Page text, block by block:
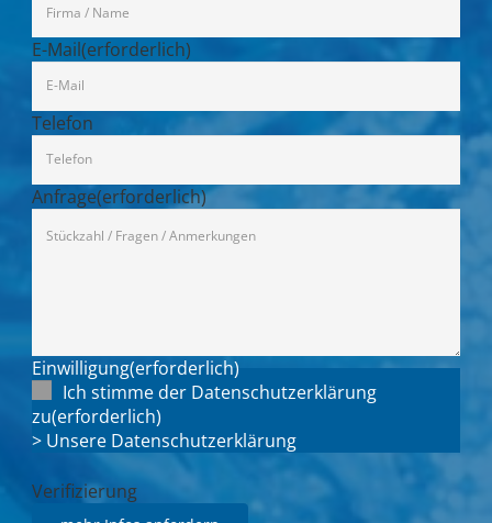
E-Mail(erforderlich)
Telefon
Anfrage(erforderlich)
Einwilligung(erforderlich)
Ich stimme der Datenschutzerklärung
zu(erforderlich)
> Unsere Datenschutzerklärung
Verifizierung